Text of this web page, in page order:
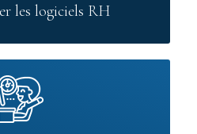
les logiciels RH